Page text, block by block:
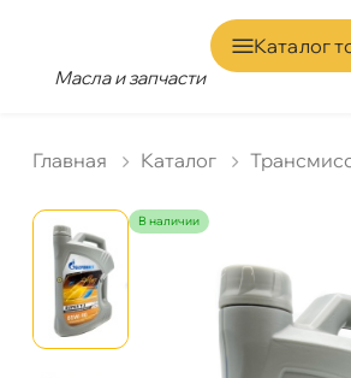
Масла и запчасти
Каталог
Главная Катало
наличии